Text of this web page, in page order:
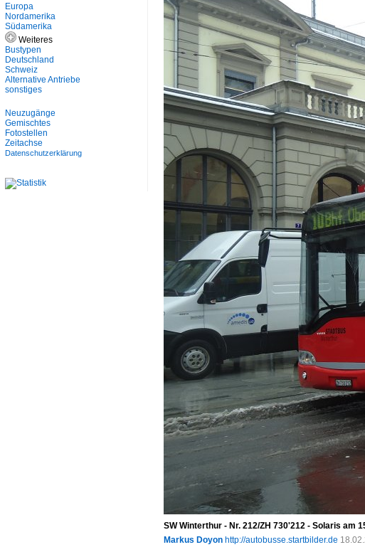
SW Winterthur - Nr. 212/ZH 730'212 - Solaris am
Markus Doyon http://autobusse.startbilder.de
Europa
Nordamerika
Südamerika
Weiteres
Bustypen
Deutschland
Schweiz
Alternative Antriebe
sonstiges
Neuzugänge
Gemischtes
Fotostellen
Zeitachse
Datenschutzerklärung